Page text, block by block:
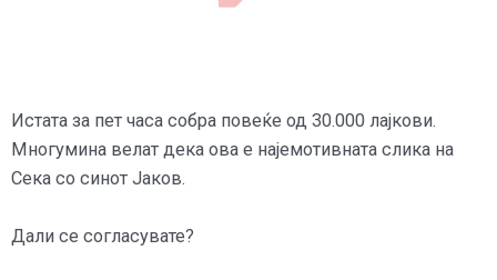
Истата за пет часа собра повеќе од 30.000 лајкови.
Многумина велат дека ова е најемотивната слика на
Сека со синот Јаков.
Дали се согласувате?